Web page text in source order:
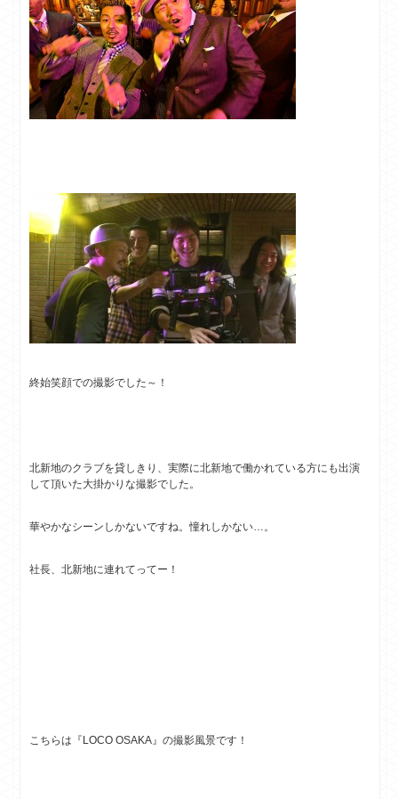
終始笑顔での撮影でした～！
北新地のクラブを貸しきり、実際に北新地で働かれている方にも出演
して頂いた大掛かりな撮影でした。
華やかなシーンしかないですね。憧れしかない…。
社長、北新地に連れてってー！
こちらは『LOCO OSAKA』の撮影風景です！